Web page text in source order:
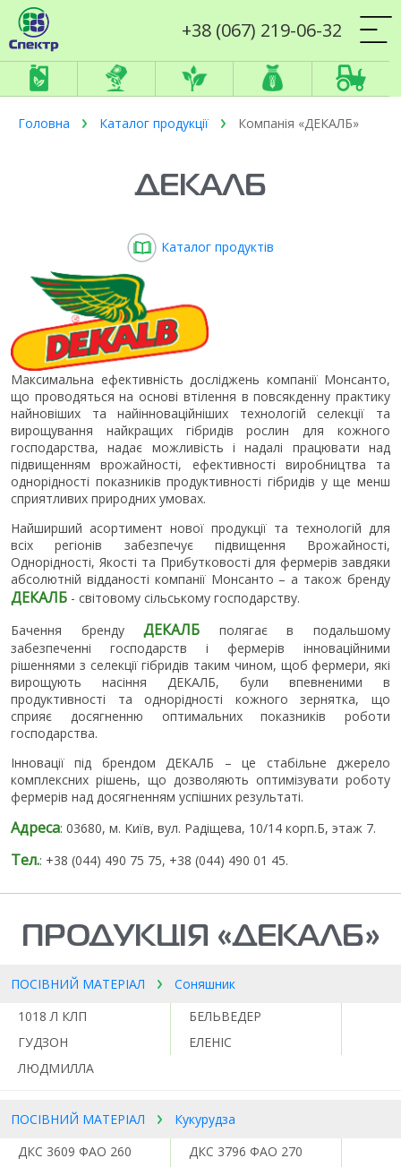
+38 (067) 219-06-32
Головна Каталог продукції Компанія «ДЕКАЛБ»
ДЕКАЛБ
Каталог продуктів
Максимальна ефективність досліджень компанії Монсанто,
що проводяться на основі втілення в повсякденну практику
найновіших та найінноваційніших технологій селекції та
вирощування найкращих гібридів рослин для кожного
господарства, надає можливість і надалі працювати над
підвищенням врожайності, ефективності виробництва та
однорідності показників продуктивності гібридів у ще менш
сприятливих природних умовах.
Найширший асортимент нової продукції та технологій для
всіх регіонів забезпечує підвищення Врожайності,
Однорідності, Якості та Прибутковості для фермерів завдяки
абсолютній відданості компанії Монсанто – а також бренду
ДЕКАЛБ - світовому сільському господарству.
Бачення брендуДЕКАЛБ полягає в подальшому
забезпеченні господарств і фермерів інноваційними
рішеннями з селекції гібридів таким чином, щоб фермери, які
вирощують насіння ДЕКАЛБ, були впевненими в
продуктивності та однорідності кожного зернятка, що
сприяє досягненню оптимальних показників роботи
господарства.
Інновації під брендом ДЕКАЛБ – це стабільне джерело
комплексних рішень, що дозволяють оптимізувати роботу
фермерів над досягненням успішних результаті.
Адреса: 03680, м. Київ, вул. Радіщева, 10/14 корп.Б, этаж 7.
Тел.: +38 (044) 490 75 75, +38 (044) 490 01 45.
ПРОДУКЦІЯ «ДЕКАЛБ»
ПОСІВНИЙ МАТЕРІАЛ
Соняшник
1018 Л КЛП
БЕЛЬВЕДЕР
ГУДЗОН
ЕЛЕНІС
ЛЮДМИЛЛА
ПОСІВНИЙ МАТЕРІАЛ
Кукурудза
ДКC 3609 ФАО 260
ДКС 3796 ФАО 270